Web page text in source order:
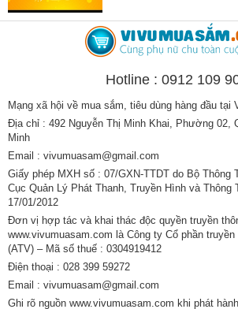
Hotline : 0912 109
Mạng xã hội về mua sắm, tiêu dùng hàng đầu tại
Địa chỉ : 492 Nguyễn Thị Minh Khai, Phường 02,
Minh
Email : vivumuasam@gmail.com
Giấy phép MXH số : 07/GXN-TTDT do Bộ Thông
Cục Quản Lý Phát Thanh, Truyền Hình và
17/01/2012
Đơn vị hợp tác và khai thác độc quyền truyền
www.vivumuasam.com là Công ty Cổ phần
(ATV) – Mã số thuế : 0304919412
Điện thoại : 028 399 59272
Email : vivumuasam@gmail.com
Ghi rõ nguồn www.vivumuasam.com khi phát